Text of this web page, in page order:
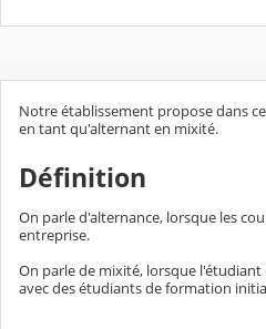
Notre établissement propose dans
en tant qu'alternant en mixité.
Définition
On parle d'alternance, lorsque les
entreprise.
On parle de mixité, lorsque
avec des étudiants de formation